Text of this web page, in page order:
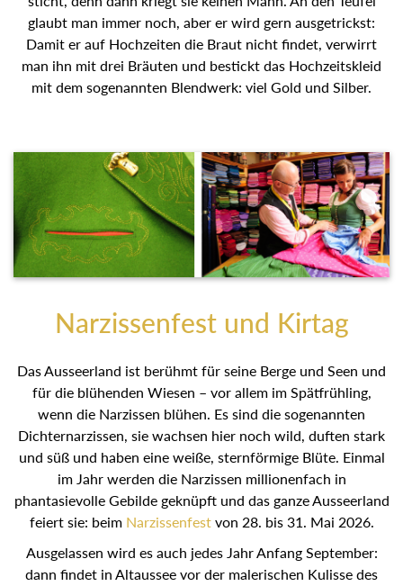
glaubt man immer noch, aber er wird gern ausgetrickst:
Damit er auf Hochzeiten die Braut nicht findet, verwirrt man
ihn mit drei Bräuten und bestickt das Hochzeitskleid mit dem
sogenannten Blendwerk: viel Gold und Silber.
Narzissenfest und Kirtag
Das Ausseerland ist berühmt für seine Berge und Seen und
für die blühenden Wiesen – vor allem im Spätfrühling, wenn
die Narzissen blühen. Es sind die sogenannten
Dichternarzissen, sie wachsen hier noch wild, duften stark
und süß und haben eine weiße, sternförmige Blüte. Einmal im
Jahr werden die Narzissen millionenfach in phantasievolle
Gebilde geknüpft und das ganze Ausseerland feiert sie: beim
Narzissenfestvon 28. bis 31. Mai 2026.
Ausgelassen wird es auch jedes Jahr Anfang September:
dann findet in Altaussee vor der malerischen Kulisse des